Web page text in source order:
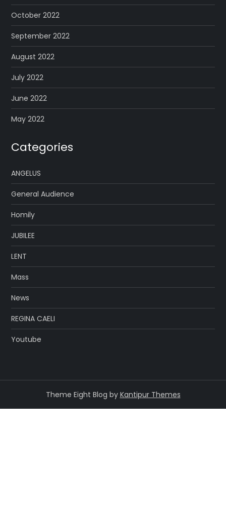
October 2022
September 2022
August 2022
July 2022
June 2022
May 2022
Categories
ANGELUS
General Audience
Homily
JUBILEE
LENT
Mass
News
REGINA CAELI
Youtube
Theme Eight Blog by Kantipur Themes